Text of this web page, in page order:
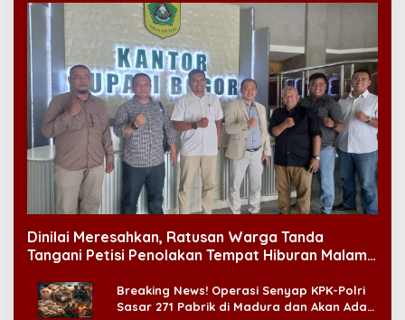
Dinilai Meresahkan, Ratusan Warga Tanda
Tangani Petisi Penolakan Tempat Hiburan Malam
Breaking News! Operasi Senyap KPK-Polri
Sasar 271 Pabrik di Madura dan Akan Ada